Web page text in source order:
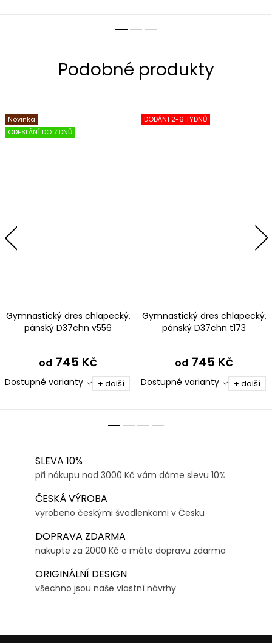
Novinka
ODESLÁNÍ DO 7 DNŮ
Gymnastický dres chlapecký,
pánský D37chn v556
od 745 Kč
Dostupné varianty + další
DODÁNÍ 2-6 TÝDNŮ
Gymnastický dres chlapecký,
pánský D37chn t173
od 745 Kč
Dostupné varianty + další
SLEVA 10%
při nákupu nad 3000 Kč vám dáme slevu 10%
ČESKÁ VÝROBA
vyrobeno českými švadlenkami v Česku
DOPRAVA ZDARMA
nakupte za 2000 Kč a máte dopravu zdarma
ORIGINÁLNÍ DESIGN
všechno jsou naše vlastní návrhy